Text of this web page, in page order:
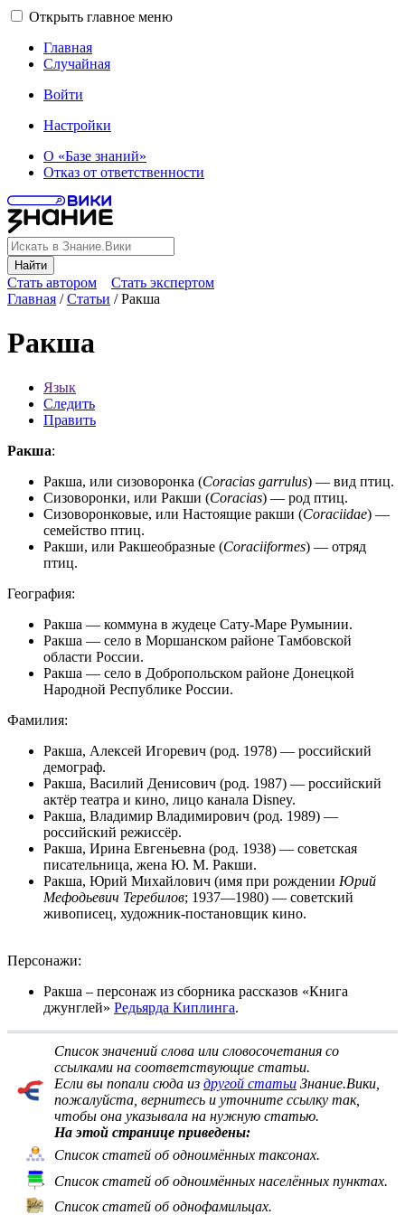
Открыть главное меню
Главная
Случайная
Войти
Настройки
О «Базе знаний»
Отказ от ответственности
Найти
Стать автором
Стать экспертом
Главная /Статьи /Ракша
Ракша
Язык
Следить
Править
Ракша:
Ракша, или сизоворонка (Coracias garrulus) — вид птиц.
Сизоворонки, или Ракши (Coracias) — род птиц.
Сизоворонковые, или Настоящие ракши (Coraciidae) —
семейство птиц.
Ракши, или Ракшеобразные (Coraciiformes) — отряд
птиц.
География:
Ракша — коммуна в жудеце Сату-Маре Румынии.
Ракша — село в Моршанском районе Тамбовской
области России.
Ракша — село в Добропольском районе Донецкой
Народной Республике России.
Фамилия:
Ракша, Алексей Игоревич (род. 1978) — российский
демограф.
Ракша, Василий Денисович (род. 1987) — российский
актёр театра и кино, лицо канала Disney.
Ракша, Владимир Владимирович (род. 1989) —
российский режиссёр.
Ракша, Ирина Евгеньевна (род. 1938) — советская
писательница, жена Ю. М. Ракши.
Ракша, Юрий Михайлович (имя при рождении Юрий
Мефодьевич Теребилов; 1937—1980) — советский
живописец, художник-постановщик кино.
Персонажи:
Ракша – персонаж из сборника рассказов «Книга
джунглей» Редьярда Киплинга.
Список значений слова или словосочетания со
ссылками на соответствующие статьи.
Если вы попали сюда из другой статьи Знание.Вики,
пожалуйста, вернитесь и уточните ссылку так,
чтобы она указывала на нужную статью.
На этой странице приведены:
Список статей об одноимённых таксонах.
Список статей об одноимённых населённых пунктах.
Список статей об однофамильцах.